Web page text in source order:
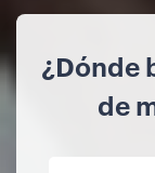
¿Dónde
de